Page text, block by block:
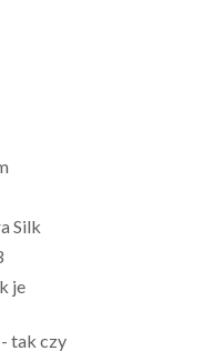
Silk
je
tak czy